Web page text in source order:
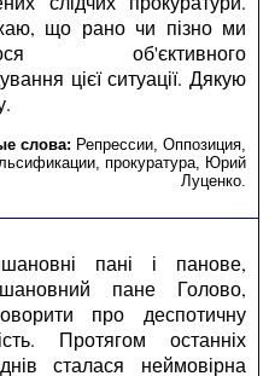
слова: Репрессии Оппозиция
прокуратура Юрий
Луценко
пані і панове,
пане Голово,
про деспотичну
Протягом останніх
сталася неймовірна